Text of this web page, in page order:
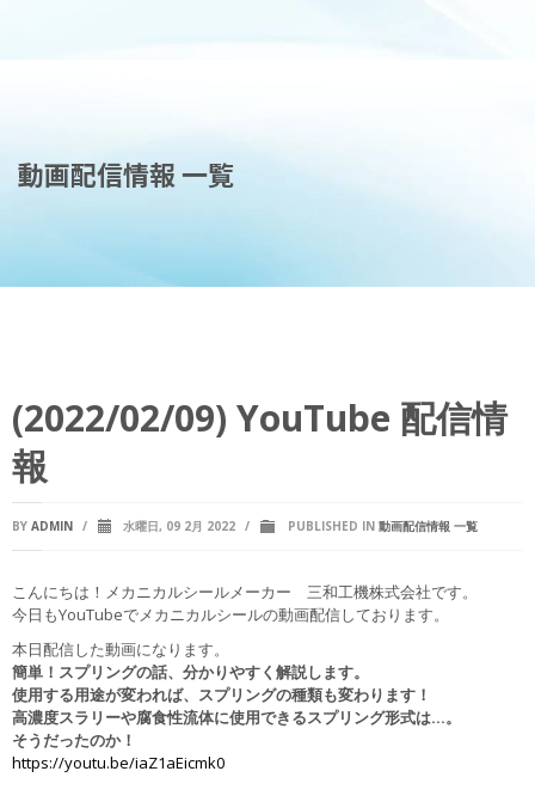
動画配信情報 一覧
(2022/02/09) YouTube 配信情
報
BY ADMIN / 水曜日, 09 2月 2022 / PUBLISHED IN 動画配信情報 一覧
こんにちは！メカニカルシールメーカー 三和工機株式会社です。
今日もYouTubeでメカニカルシールの動画配信しております。
本日配信した動画になります。
簡単！スプリングの話、分かりやすく解説します。
使用する用途が変われば、スプリングの種類も変わります！
高濃度スラリーや腐食性流体に使用できるスプリング形式は…。
そうだったのか！
https://youtu.be/iaZ1aEicmk0